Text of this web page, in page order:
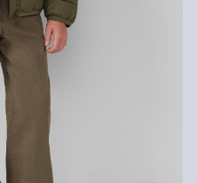
tekstyliów, stale
pochodzących z odzysku